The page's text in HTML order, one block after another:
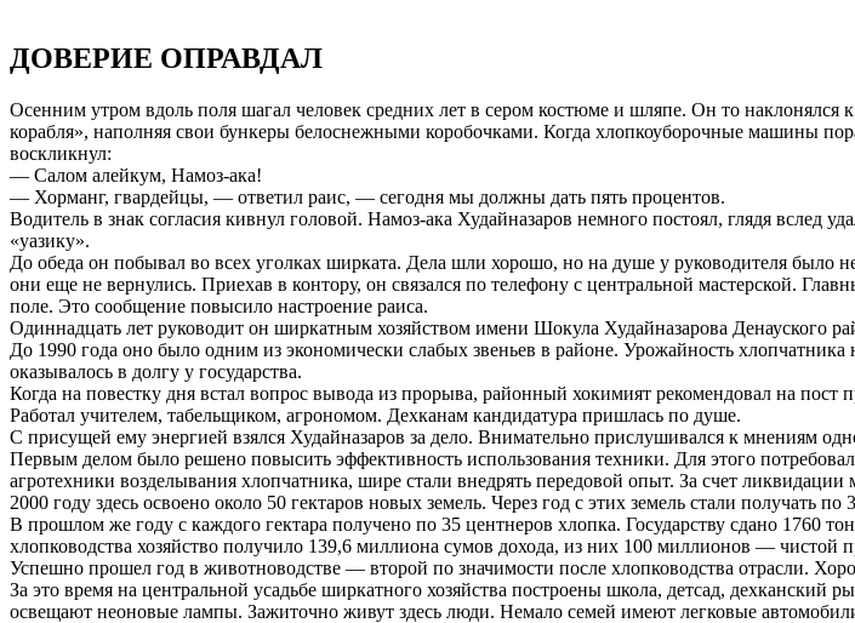
ДОВЕРИЕ ОПРАВДАЛ
Осенним утром вдоль поля шагал человек средних лет в сером костюме и шляпе. Он то наклонялся
корабля», наполняя свои бункеры белоснежными коробочками. Когда хлопкоуборочные машины
воскликнул:
— Салом алейкум, Намоз-ака!
— Хорманг, гвардейцы, — ответил раис, — сегодня мы должны дать пять процентов.
Водитель в знак согласия кивнул головой. Намоз-ака Худайназаров немного постоял, глядя
«уазику».
До обеда он побывал во всех уголках ширката. Дела шли хорошо, но на душе у руководителя было
они еще не вернулись. Приехав в контору, он связался по телефону с центральной мастерской.
поле. Это сообщение повысило настроение раиса.
Одиннадцать лет руководит он ширкатным хозяйством имени Шокула Худайназарова Денауского
До 1990 года оно было одним из экономически слабых звеньев в районе. Урожайность
оказывалось в долгу у государства.
Когда на повестку дня встал вопрос вывода из прорыва, районный хокимият рекомендовал на
Работал учителем, табельщиком, агрономом. Дехканам кандидатура пришлась по душе.
С присущей ему энергией взялся Худайназаров за дело. Внимательно прислушивался к мнениям
Первым делом было решено повысить эффективность использования техники. Для этого
агротехники возделывания хлопчатника, шире стали внедрять передовой опыт. За счет
2000 году здесь освоено около 50 гектаров новых земель. Через год с этих земель стали получать по
В прошлом же году с каждого гектара получено по 35 центнеров хлопка. Государству сдано 1760
хлопководства хозяйство получило 139,6 миллиона сумов дохода, из них 100 миллионов —
Успешно прошел год в животноводстве — второй по значимости после хлопководства отрасли.
За это время на центральной усадьбе ширкатного хозяйства построены школа, детсад,
освещают неоновые лампы. Зажиточно живут здесь люди. Немало семей имеют легковые